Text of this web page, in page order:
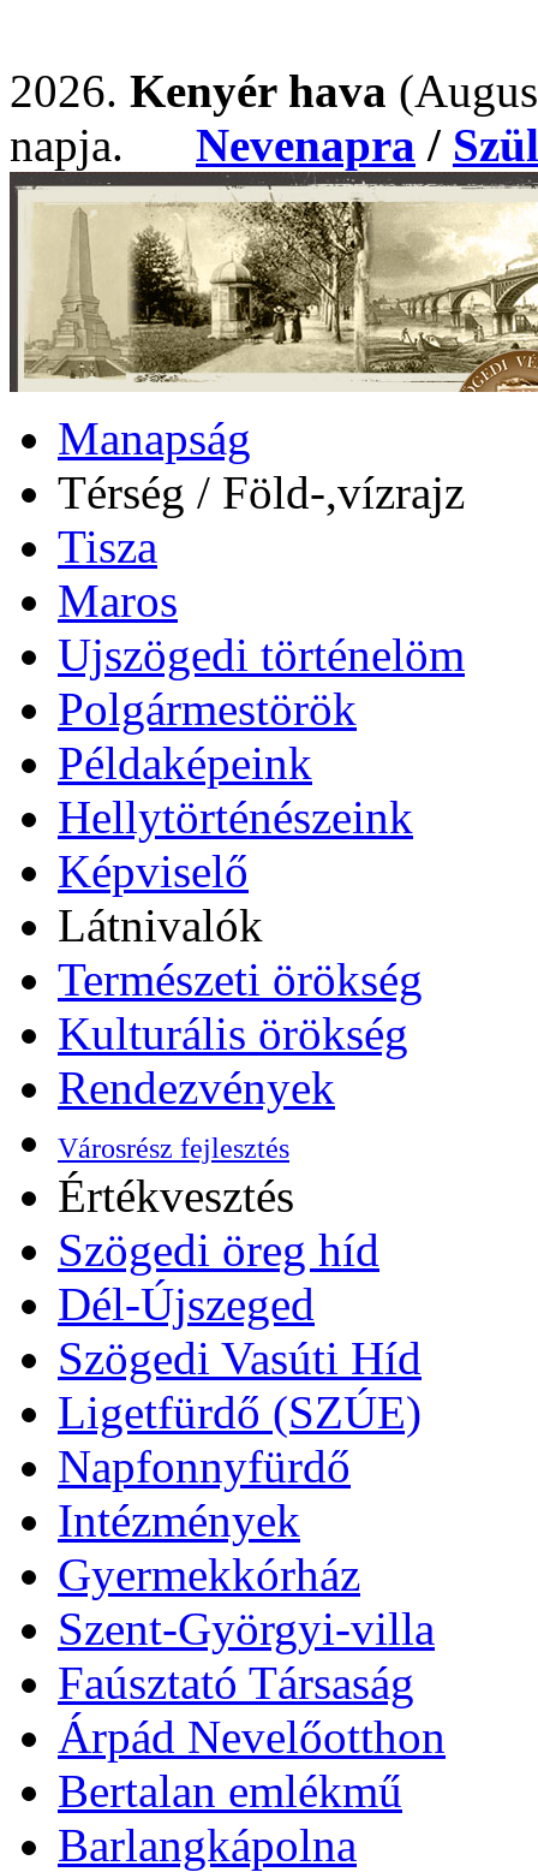
2026. Kenyér hava
napja. Nevenapra /
Manapság
Térség / Föld-,vízrajz
Tisza
Maros
Ujszögedi történelöm
Polgármestörök
Példaképeink
Hellytörténészeink
Képviselő
Látnivalók
Természeti örökség
Kulturális örökség
Rendezvények
Városrész fejlesztés
Értékvesztés
Szögedi öreg híd
Dél-Újszeged
Szögedi Vasúti Híd
Ligetfürdő (SZÚE)
Napfonnyfürdő
Intézmények
Gyermekkórház
Szent-Györgyi-villa
Faúsztató Társaság
Árpád Nevelőotthon
Bertalan emlékmű
Barlangkápolna